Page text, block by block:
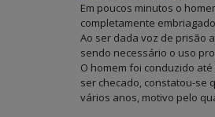
Em poucos minutos o
completamente
Ao ser dada voz de prisão
sendo necessário o uso
O homem foi conduzido
ser checado, constatou-se
vários anos, motivo pelo